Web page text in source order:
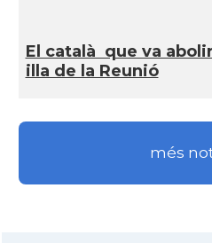
El català que va
illa de la Reunió
més